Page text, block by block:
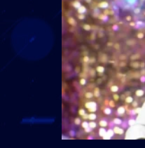
çmimin e
mijë